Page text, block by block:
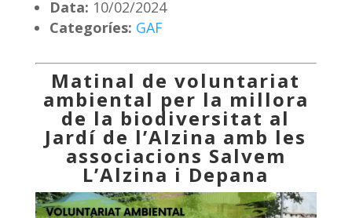
Data: 10/02/2024
Categoríes: GAF
Matinal de voluntariat
ambiental per la millora
de la biodiversitat al
Jardí de l’Alzina amb les
associacions Salvem
L’Alzina i Depana